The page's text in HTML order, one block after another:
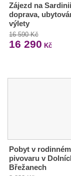
Zájezd na
doprava,
výlety
16 590 Kč
16 290 Kč
Pobyt v rodinném
pivovaru v
Břežanech